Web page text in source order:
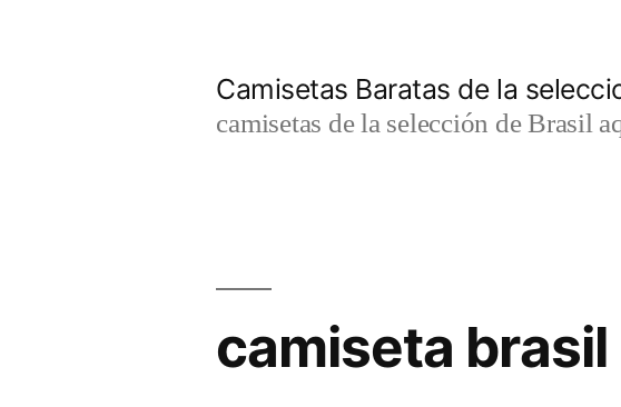
Camisetas Baratas de la
camisetas de la selección de Brasil
camiseta